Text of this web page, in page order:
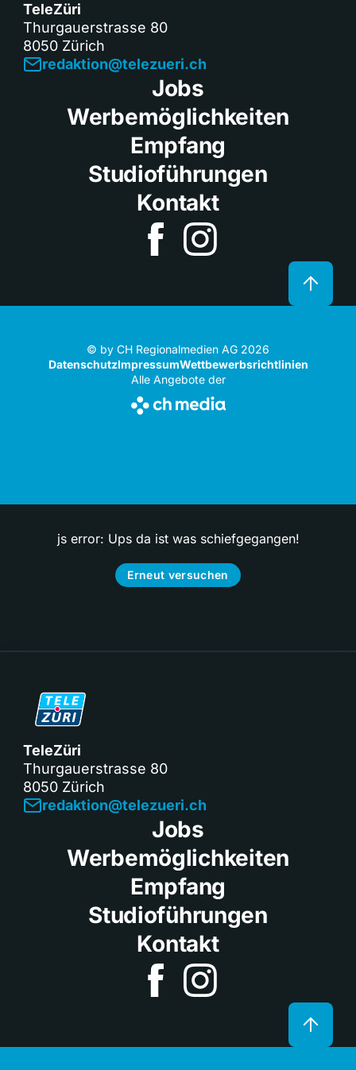
TeleZüri
Thurgauerstrasse 80
8050 Zürich
redaktion@telezueri.ch
Jobs
Werbemöglichkeiten
Empfang
Studioführungen
Kontakt
© by CH Regionalmedien AG 2026
DatenschutzImpressumWettbewerbsrichtlinien
Alle Angebote der
js error: Ups da ist was schiefgegangen!
Erneut versuchen
TeleZüri
Thurgauerstrasse 80
8050 Zürich
redaktion@telezueri.ch
Jobs
Werbemöglichkeiten
Empfang
Studioführungen
Kontakt